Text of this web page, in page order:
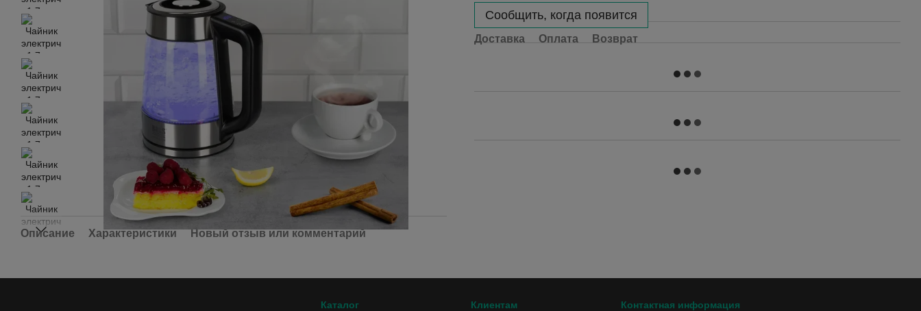
Описание Характеристики Новый отзыв или комментарий
Сообщить, когда появится
Доставка Оплата Возврат
Каталог Клиентам Контактная информация